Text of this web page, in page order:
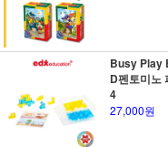
Busy Play
D펜토미노
4
27,000원